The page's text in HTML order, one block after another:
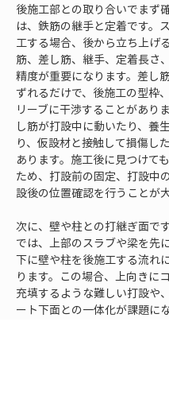
後施工部との取り合いでまず
は、鉄筋の継手と定着です。
工する場合、後から立ち上げ
筋、差し筋、継手、定着長さ
精度が重要になります。差し
ずれるだけで、後施工の型枠
リーブに干渉することがあり
し筋が打設中に動いたり、養
り、仮設材と接触して損傷し
あります。施工後に見つけて
ため、打設前の固定、打設中
設後の位置確認を行うことが大
次に、壁や柱との打継ぎ面で
では、上部のスラブや梁を先
下に壁や柱を後施工する流れ
ります。この場合、上向きに
充填するような難しい打設や
ート下面との一体化が課題に